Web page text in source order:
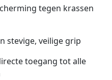
tegen krassen
stevige, veilige grip
toegang tot alle